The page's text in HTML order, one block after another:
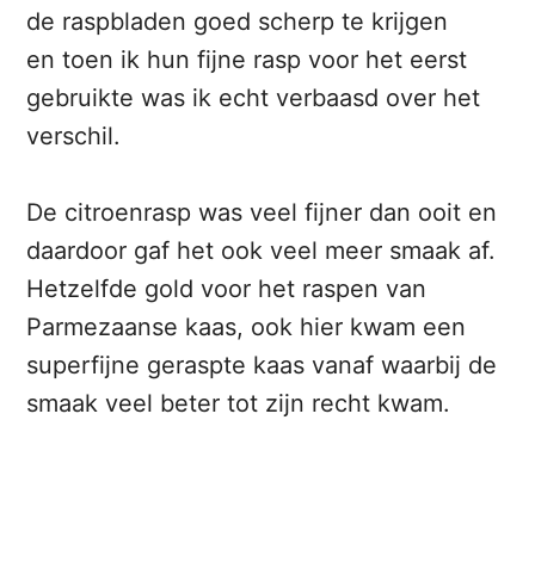
de raspbladen goed scherp te krijgen
en toen ik hun fijne rasp voor het eerst
gebruikte was ik echt verbaasd over het
verschil.
De citroenrasp was veel fijner dan ooit en
daardoor gaf het ook veel meer smaak af.
Hetzelfde gold voor het raspen van
Parmezaanse kaas, ook hier kwam een
superfijne geraspte kaas vanaf waarbij de
smaak veel beter tot zijn recht kwam.